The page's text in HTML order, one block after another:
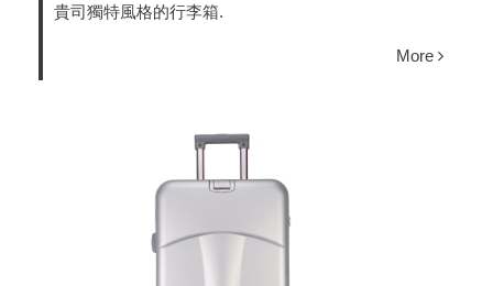
貴司獨特風格的行李箱.
More